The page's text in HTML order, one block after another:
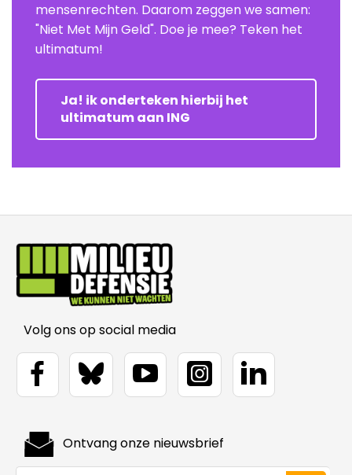
mensenrechten. Daarom zeggen we samen:
"Niet Met Mijn Geld". Doe je mee? Teken het
ultimatum!
Ja! ik onderteken hierbij het
ultimatum aan ING
Volg ons op social media
Ontvang onze nieuwsbrief